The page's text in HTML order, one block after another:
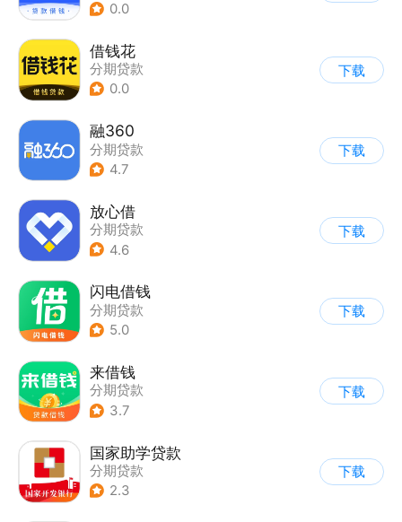
0.0
借钱花
分期贷款
0.0
下载
融360
分期贷款
4.7
下载
放心借
分期贷款
4.6
下载
闪电借钱
分期贷款
5.0
下载
来借钱
分期贷款
3.7
下载
国家助学贷款
分期贷款
2.3
下载